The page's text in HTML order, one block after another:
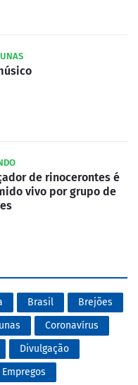
de rinocerontes é
vivo por grupo de
Brasil
Brejões
Coronavírus
Divulgação
Empregos